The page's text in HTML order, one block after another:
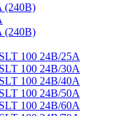
(240B)
(240B)
100 24B/25A
100 24B/30A
100 24B/40A
100 24B/50A
100 24B/60A